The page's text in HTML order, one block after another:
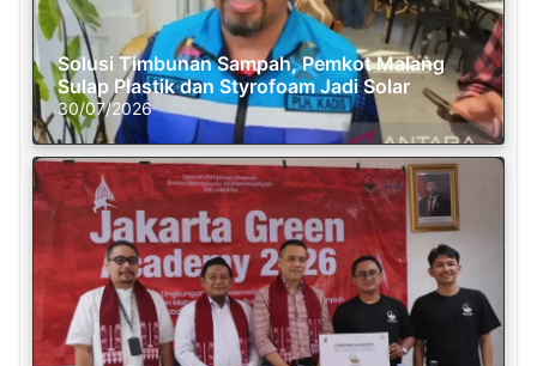
Solusi Timbunan Sampah, Pemkot Malang
Sulap Plastik dan Styrofoam Jadi Solar
30/07/2026